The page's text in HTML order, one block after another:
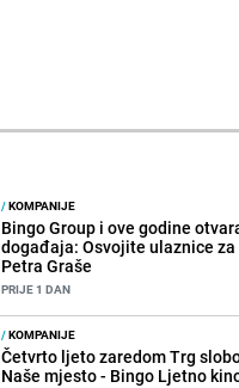
/KOMPANIJE
Bingo Group i ove godine
događaja: Osvojite ulaznice
Petra Graše
PRIJE 1 DAN
/KOMPANIJE
Četvrto ljeto zaredom Trg
Naše mjesto - Bingo Ljetno